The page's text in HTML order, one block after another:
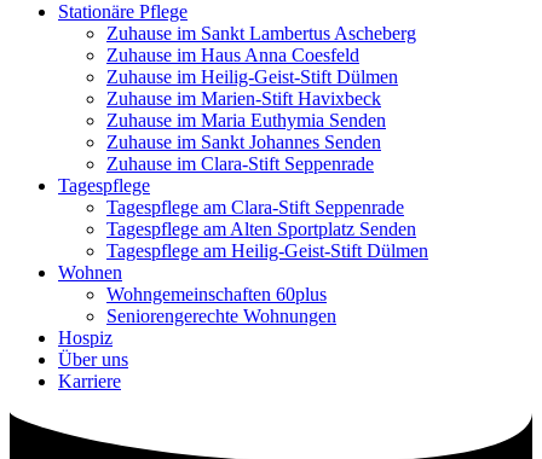
Stationäre Pflege
Zuhause im Sankt Lambertus Ascheberg
Zuhause im Haus Anna Coesfeld
Zuhause im Heilig-Geist-Stift Dülmen
Zuhause im Marien-Stift Havixbeck
Zuhause im Maria Euthymia Senden
Zuhause im Sankt Johannes Senden
Zuhause im Clara-Stift Seppenrade
Tagespflege
Tagespflege am Clara-Stift Seppenrade
Tagespflege am Alten Sportplatz Senden
Tagespflege am Heilig-Geist-Stift Dülmen
Wohnen
Wohngemeinschaften 60plus
Seniorengerechte Wohnungen
Hospiz
Über uns
Karriere